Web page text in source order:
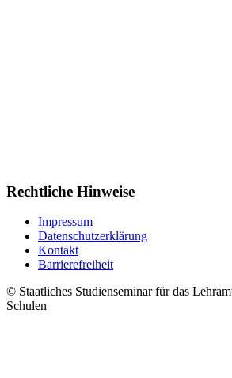
Rechtliche Hinweise
Impressum
Datenschutzerklärung
Kontakt
Barrierefreiheit
© Staatliches Studienseminar für das
Schulen